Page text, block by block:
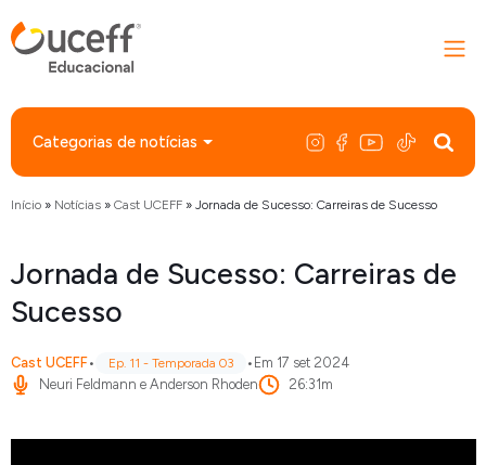
Categorias de notícias
Início» Notícias» Cast UCEFF» Jornada de Sucesso: Carreiras de Sucesso
Jornada de Sucesso: Carreiras de
Sucesso
Cast UCEFF• Ep. 11 - Temporada 03 • Em 17 set 2024
Neuri Feldmann e Anderson Rhoden
26:31m